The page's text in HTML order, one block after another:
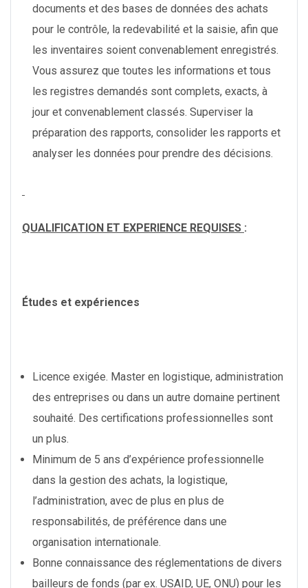
documents et des bases de données des achats
pour le contrôle, la redevabilité et la saisie, afin que
les inventaires soient convenablement enregistrés.
Vous assurez que toutes les informations et tous
les registres demandés sont complets, exacts, à
jour et convenablement classés. Superviser la
préparation des rapports, consolider les rapports et
analyser les données pour prendre des décisions.
QUALIFICATION ET EXPERIENCE REQUISES :
Études et expériences
Licence exigée. Master en logistique, administration
des entreprises ou dans un autre domaine pertinent
souhaité. Des certifications professionnelles sont
un plus.
Minimum de 5 ans d’expérience professionnelle
dans la gestion des achats, la logistique,
l’administration, avec de plus en plus de
responsabilités, de préférence dans une
organisation internationale.
Bonne connaissance des réglementations de divers
bailleurs de fonds (par ex. USAID, UE, ONU) pour les